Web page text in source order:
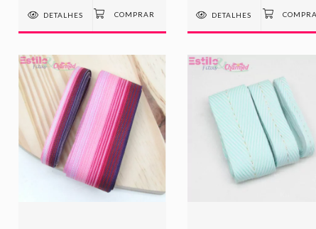
DETALHES DETALHES